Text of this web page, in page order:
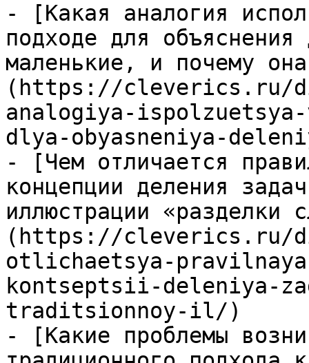
- [Какая аналогия
подходе для
маленькие, и почему
(https://cleverics.ru/
analogiya-
dlya-obyasneniya-
- [Чем отличается
концепции деления
иллюстрации «разделки
(https://cleverics.ru/
otlichaetsya-
kontseptsii-deleniya-
traditsionnoy-il/)
- [Какие проблемы